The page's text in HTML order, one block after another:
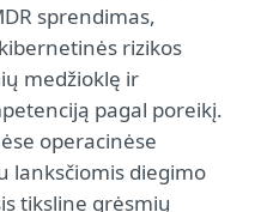
sprendimas,
rizikos
medžioklę ir
pagal poreikį.
operacinėse
lanksčiomis diegimo
tiksline grėsmių